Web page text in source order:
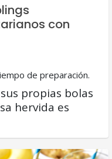
con
de preparación.
propias bolas
hervida es